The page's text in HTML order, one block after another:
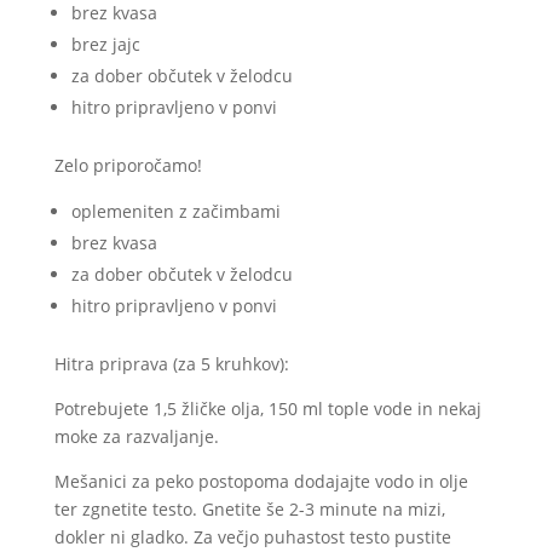
brez kvasa
brez jajc
za dober občutek v želodcu
hitro pripravljeno v ponvi
Zelo priporočamo!
oplemeniten z začimbami
brez kvasa
za dober občutek v želodcu
hitro pripravljeno v ponvi
Hitra priprava (za 5 kruhkov):
Potrebujete 1,5 žličke olja, 150 ml tople vode in nekaj
moke za razvaljanje.
Mešanici za peko postopoma dodajajte vodo in olje
ter zgnetite testo. Gnetite še 2-3 minute na mizi,
dokler ni gladko. Za večjo puhastost testo pustite